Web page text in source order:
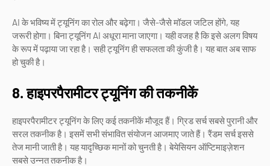
AI के भविष्य में ट्यूनिंग का रोल और बढ़ेगा। जैसे-जैसे मॉडल जटिल होंगे, यह
जरूरी होगा। बिना ट्यूनिंग AI अधूरा माना जाएगा। यही वजह है कि इसे अलग विषय
के रूप में पढ़ाया जा रहा है। सही ट्यूनिंग ही सफलता की कुंजी है। यह बात अब साफ
हो चुकी है।
8. हाइपरपैरामीटर ट्यूनिंग की तकनीकें
हाइपरपैरामीटर ट्यूनिंग के लिए कई तकनीकें मौजूद हैं। ग्रिड सर्च सबसे पुरानी और
सरल तकनीक है। इसमें सभी संभावित संयोजन आजमाए जाते हैं। रैंडम सर्च इससे
तेज मानी जाती है। यह यादृच्छिक मानों को चुनती है। बेयेसियन ऑप्टिमाइज़ेशन
सबसे उन्नत तकनीक है।